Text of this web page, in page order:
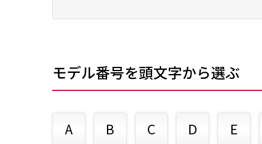
モデル番号を頭文字から選ぶ
A B C D E